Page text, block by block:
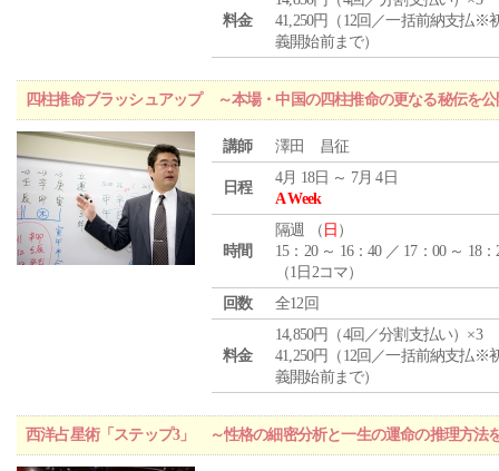
料金
41,250円（12回／一括前納支払※
義開始前まで）
四柱推命ブラッシュアップ ～本場・中国の四柱推命の更なる秘伝を
講師 澤田 昌征
日程
4月 18日 ～ 7月 4日
A Week
時間
隔週 （ 日 ）
15：20 ～ 16：40 ／ 17：00 ～ 18：
（1日2コマ）
回数
全12回
料金
14,850円（4回／分割支払い）×3
41,250円（12回／一括前納支払※
義開始前まで）
西洋占星術「ステップ3」 ～性格の細密分析と一生の運命の推理方法